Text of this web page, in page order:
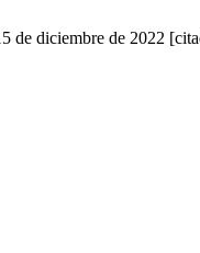
diciembre de 2022